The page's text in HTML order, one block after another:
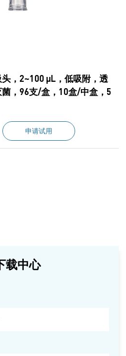
，2~100 μL，低吸附，透
，96支/盒，10盒/中盒，5
申请试用
载中心